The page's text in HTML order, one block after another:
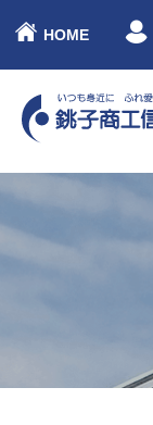
HOME